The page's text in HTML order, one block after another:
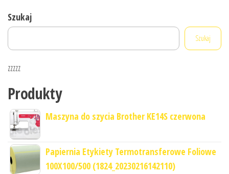
Szukaj
Szukaj
zzzzz
Produkty
Maszyna do szycia Brother KE14S czerwona
Papiernia Etykiety Termotransferowe Foliowe
100X100/500 (1824_20230216142110)